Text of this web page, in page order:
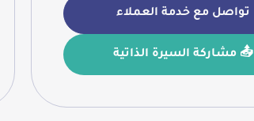
تواصل مع خدمة العملاء
📤 مشاركة السيرة الذاتية